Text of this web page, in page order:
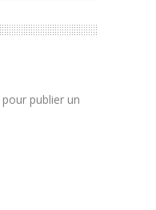
pour publier un